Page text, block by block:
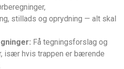
stillads og oprydning — alt skal
Få tegningsforslag og
især hvis trappen er bærende